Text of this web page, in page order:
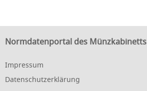
Normdatenportal des Münzkabinetts
Impressum
Datenschutzerklärung